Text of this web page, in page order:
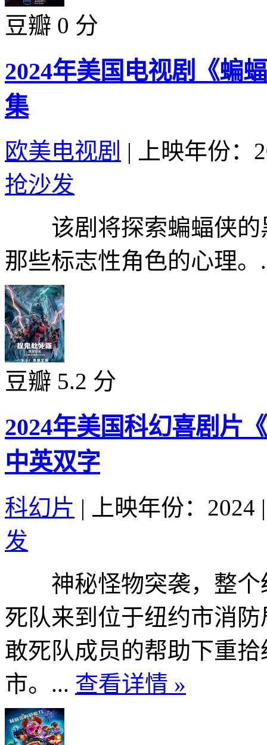
豆瓣 0 分
2024年美国电视剧《蝙
集
欧美电视剧 |
上映年份：
抢沙发
该剧将探索蝙蝠侠的
那些标志性角色的心理
豆瓣 5.2 分
2024年美国科幻喜剧片
中英双字
科幻片 | 上映年份：2024 |
发
神秘怪物突袭，整个
死队来到位于纽约市消
敢死队成员的帮助下重
市。... 查看详情 »